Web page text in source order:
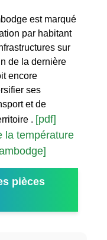
est marqué
par habitant
sur
de la dernière
encore
ses
et de
. [pdf]
la température
pièces